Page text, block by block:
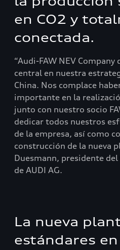
en CO2 y
conectada.
“Audi-FAW NEV
central en nuestra
China. Nos complace
importante en la
junto con nuestro socio
dedicar todos nuestros
de la empresa, así como
construcción de la nueva
Duesmann, presidente
de AUDI AG.
La nueva
estándares